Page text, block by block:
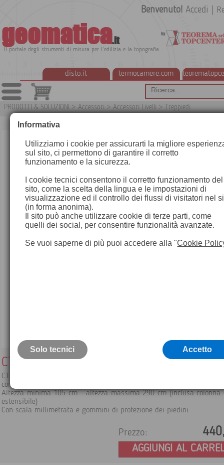
geomatica.it
Il portale degli strumenti di misura per l'edilizia e la topografia
disto.it termocamere.com
Benvenuto! Accedi
PRODOTTI & SOLUZIONI > Accessori > Accessori Livelli > Treppiedi
CTC290 Treppiede professionale
CTC290 Treppiede professionale in alluminio multifunzione,
con tracolla, morsetti rapidi e bolla
Altezza minima 105 cm - altezza massima 290 cm (inclusa colonna
estensibile)
Con scala millimetrata e gommini di protezione dei piedini
Prezzo:
AGGIUNGI AL
Informativa
Utilizziamo i cookie per assicurarti la migliore
sul sito, ci permettono di garantire il corretto
funzionamento e la sicurezza.
I cookie tecnici consentono il corretto funzionamento del
sito, come la scelta della lingua e le impostazioni di
visualizzazione ed il controllo dei flussi di visitatori nel
(in forma anonima).
Il sito può anche utilizzare cookie di terze parti, come
quelli dei social, per consentire funzionalità avanzate.
Se vuoi saperne di più puoi accedere alla "Cookie
Solo tecnici Accetto